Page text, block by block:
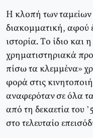
H κλοπή των ταμείων
διακομματική, αφού
ιστορία. Tο ίδιο και
χρηματιστηριακά
πίσω τα κλεμμένα»
φορά στις
αναφερόταν σε όλα
από τη δεκαετία του
στο τελευταίο